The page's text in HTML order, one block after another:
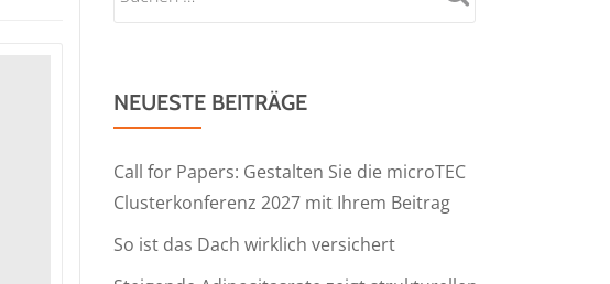
NEUESTE BEITRÄGE
Call for Papers: Gestalten Sie die microTEC
Clusterkonferenz 2027 mit Ihrem Beitrag
So ist das Dach wirklich versichert